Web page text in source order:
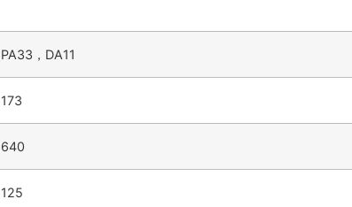
PA33，DA11
173
640
125